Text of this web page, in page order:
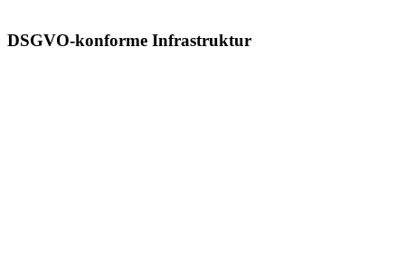
DSGVO-konforme Infrastruktur